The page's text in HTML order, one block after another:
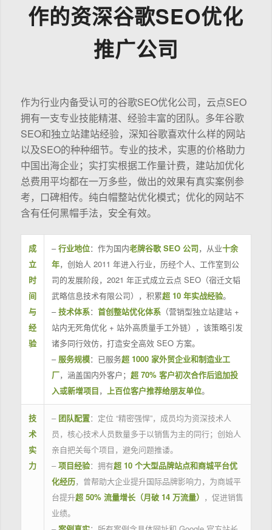
作的资深谷歌SEO优化
推广公司
作为行业内备受认可的谷歌SEO优化公司，云点SEO
拥有一支专业技能精湛、经验丰富的团队。多年谷歌
SEO和独立站建站经验，深知谷歌喜欢什么样的网站
以及SEO的种种细节。专业的技术，实惠的价格助力
中国出海企业；实打实根据工作量计费，建站加优化
总费用平均都在一万多些，做出的效果有真实案例参
考，口碑相传。纯白帽整站优化模式；优化的网站不
含有任何黑帽手法，安全有效。
成
立
时
间
与
经
验
–行业地位：作为国内老牌谷歌 SEO 公司，从业十余
年，创始人 2011 年进入行业，历经个人、工作室到公
司的发展阶段，2021 年正式成立云点 SEO（宿迁文韬
武略信息技术有限公司），积累超 10 年实战经验。
–技术体系： 首创整站优化体系（营销型独立站建站 +
站内无死角优化 + 站外高质量手工外链），该策略引发
诸多同行效仿，打造安全高效 SEO 方案。
– 服务规模：已服务超 1000 家外贸企业和制造业工
厂，涵盖国内外客户； 超 70% 客户初次合作后追加投
入或新增项目， 上百位客户推荐给朋友单位。
技
术
实
力
– 团队配置：定位 “精密强悍”，成员均为资深技术人
员，核心技术人员数量多于以销售为主的同行；创始人
亲自把关每个项目，避免问题推诿。
– 项目经验：拥有超 10 个大型品牌站点和商城平台优
化经历，曾帮助大企业提升国际品牌影响力，为商城平
台提升超 50% 流量增长（月破 14 万流量） ，促进销售
业绩。